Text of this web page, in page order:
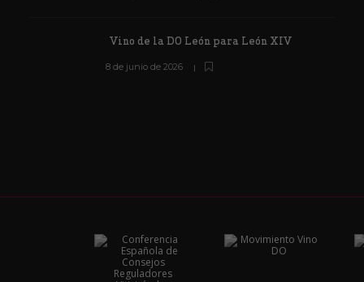
Vino de la DO León para León XIV
8 de junio de 2026